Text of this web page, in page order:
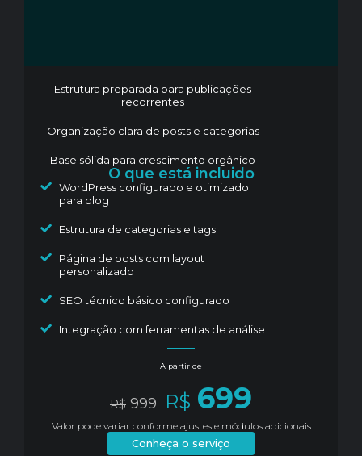
Estrutura preparada para publicações
recorrentes
Organização clara de posts e categorias
Base sólida para crescimento orgânico
O que está incluido
WordPress configurado e otimizado
para blog
Estrutura de categorias e tags
Página de posts com layout
personalizado
SEO técnico básico configurado
Integração com ferramentas de análise
A partir de
R$999 R$ 699
Valor pode variar conforme ajustes e módulos adicionais
Conheça o serviço